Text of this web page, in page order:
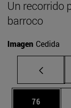
Un recorrido
barroco
Imagen Cedida
Página
76